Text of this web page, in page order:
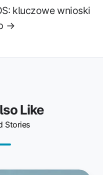
kluczowe wnioski
→
Like
Stories